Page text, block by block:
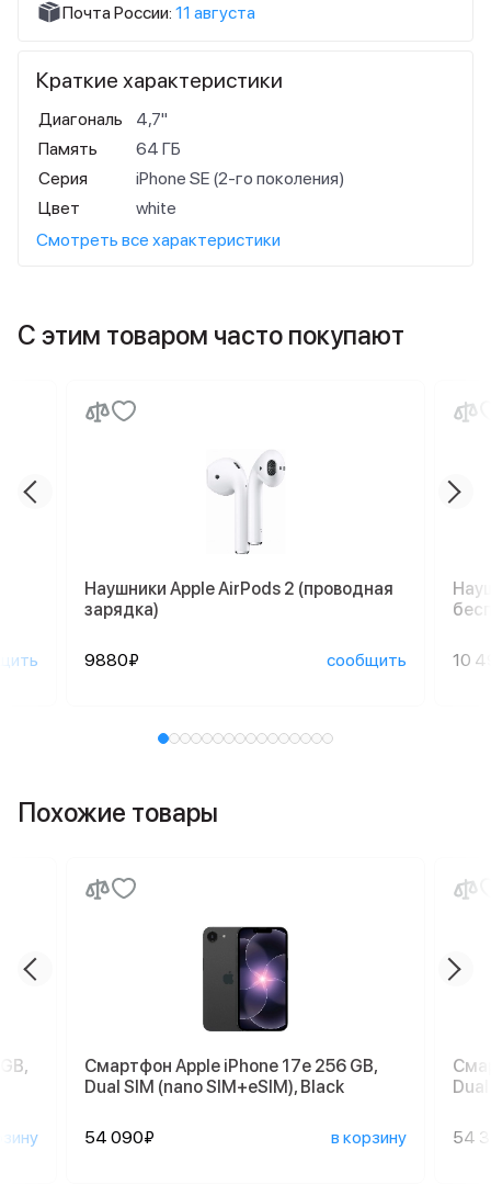
Почта России: 11 августа
Краткие характеристики
Диагональ
4,7"
Память
64 ГБ
Серия
iPhone SE (2-го поколения)
Цвет
white
Смотреть все характеристики
С этим товаром часто покупают
Наушники Apple AirPods 2 (проводная
зарядка)
9880₽ сообщить 10
Похожие товары
Смартфон Apple iPhone 17e 256 GB,
Dual SIM (nano SIM+eSIM), Black
54 090₽ в корзину 54